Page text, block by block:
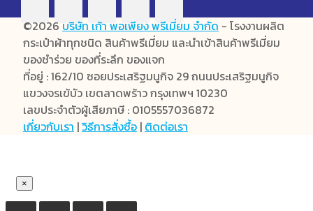
©2026 บริษัท เก้า พอเพียง พรีเมี่ยม จำกัด - โรงงานผลิต
กระเป๋าผ้าทุกชนิด สินค้าพรีเมี่ยม และนำเข้าสินค้าพรีเมี่ยม
ของชำร่วย ของที่ระลึก ของแจก
ที่อยู่ : 162/10 ซอยประเสริฐมนูกิจ 29 ถนนประเสริฐมนูกิจ
แขวงจรเข้บัว เขตลาดพร้าว กรุงเทพฯ 10230
เลขประจำตัวผู้เสียภาษี : 0105557036872
เกี่ยวกับเรา |วิธีการสั่งซื้อ | ติดต่อเรา
×